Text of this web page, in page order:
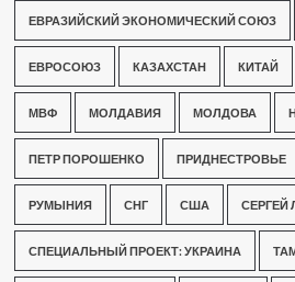
ЕВРАЗИЙСКИЙ ЭКОНОМИЧЕСКИЙ СОЮЗ
ЕВРОСОЮЗ КАЗАХСТАН КИТАЙ
МВФ МОЛДАВИЯ МОЛДОВА
ПЕТР ПОРОШЕНКО ПРИДНЕСТРОВЬЕ
РУМЫНИЯ СНГ США СЕРГЕЙ
СПЕЦИАЛЬНЫЙ ПРОЕКТ: УКРАИНА